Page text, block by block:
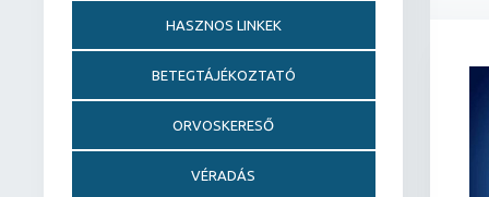
HASZNOS LINKEK
BETEGTÁJÉKOZTATÓ
ORVOSKERESŐ
VÉRADÁS